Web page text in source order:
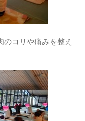
コリや痛みを整え